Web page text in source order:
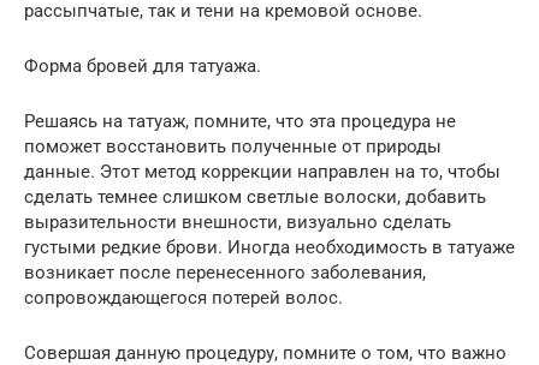
рассыпчатые, так и тени на кремовой основе.
Форма бровей для татуажа.
Решаясь на татуаж, помните, что эта процедура не
поможет восстановить полученные от природы
данные. Этот метод коррекции направлен на то, чтобы
сделать темнее слишком светлые волоски, добавить
выразительности внешности, визуально сделать
густыми редкие брови. Иногда необходимость в татуаже
возникает после перенесенного заболевания,
сопровождающегося потерей волос.
Совершая данную процедуру, помните о том, что важно